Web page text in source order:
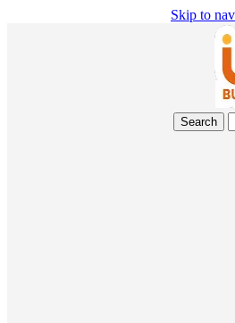
Skip to
Search